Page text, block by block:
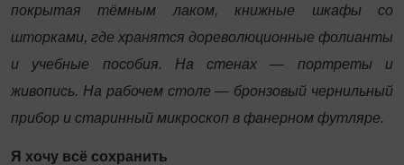
покрытая тёмным лаком, книжные шкафы со
шторками, где хранятся дореволюционные фолианты
и учебные пособия. На стенах — портреты и
живопись. На рабочем столе — бронзовый чернильный
прибор и старинный микроскоп в фанерном футляре.
Я хочу всё сохранить